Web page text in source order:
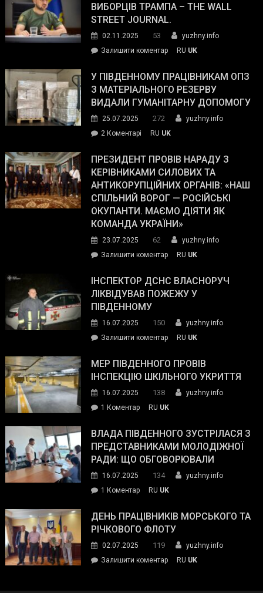
ВИБОРЦІВ ТРАМПА – THE WALL
STREET JOURNAL.
02.11.2025 53
yuzhny.info
Залишити коментарon
завойовує
симпатії
виборців
The
Street
Journal.
RU UK
У ПІВДЕННОМУ ПРАЦІВНИКАМ ОПЗ
З МАТЕРІАЛЬНОГО РЕЗЕРВУ
ВИДАЛИ ГУМАНІТАРНУ ДОПОМОГУ
25.07.2025 272
yuzhny.info
2 Коментарі
Південному
працівникам
ОПЗ
з
матеріального
резерву
гуманітарну
допомогу
RU UK
ПРЕЗИДЕНТ ПРОВІВ НАРАДУ З
КЕРІВНИКАМИ СИЛОВИХ ТА
АНТИКОРУПЦІЙНИХ ОРГАНІВ: «НАШ
СПІЛЬНИЙ ВОРОГ — РОСІЙСЬКІ
ОКУПАНТИ. МАЄМО ДІЯТИ ЯК
КОМАНДА УКРАЇНИ»
23.07.2025 62
yuzhny.info
Залишити коментарon
провів
нараду
силових
та
органів:
«Наш
спільний
окупанти.
Маємо
діяти
команда
RU UK
ІНСПЕКТОР ДСНС ВЛАСНОРУЧ
ЛІКВІДУВАВ ПОЖЕЖУ У
ПІВДЕННОМУ
16.07.2025 150
yuzhny.info
Залишити коментарon
ДСНС
власноруч
пожежу
у
RU UK
МЕР ПІВДЕННОГО ПРОВІВ
ІНСПЕКЦІЮ ШКІЛЬНОГО УКРИТТЯ
16.07.2025 138
yuzhny.info
1 Коментардо
Південного
провів
інспекцію
укриття
RU UK
ВЛАДА ПІВДЕННОГО ЗУСТРІЛАСЯ З
ПРЕДСТАВНИКАМИ МОЛОДІЖНОЇ
РАДИ: ЩО ОБГОВОРЮВАЛИ
16.07.2025 134
yuzhny.info
1 Коментардо
Південного
зустрілася
представниками
молодіжної
RU UK
ДЕНЬ ПРАЦІВНИКІВ МОРСЬКОГО ТА
РІЧКОВОГО ФЛОТУ
02.07.2025 119
yuzhny.info
Залишити коментарon
RU UK